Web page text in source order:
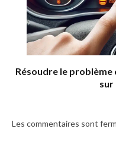
Résoudre le
sur
Les commentaires sont